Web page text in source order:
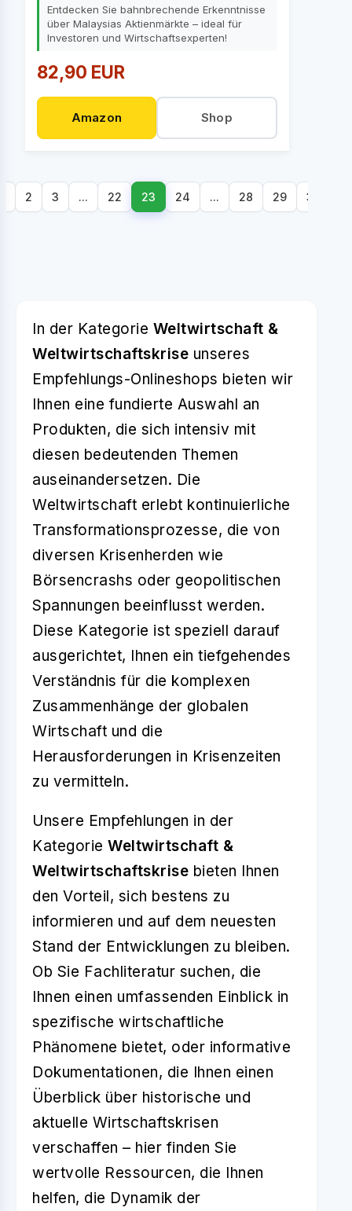
Entdecken Sie bahnbrechende Erkenntnisse
über Malaysias Aktienmärkte – ideal für
Investoren und Wirtschaftsexperten!
82,90 EUR
Amazon Shop
2 3 ... 22 23 24 ... 28 29 30
In der Kategorie Weltwirtschaft &
Weltwirtschaftskrise unseres
Empfehlungs-Onlineshops bieten wir
Ihnen eine fundierte Auswahl an
Produkten, die sich intensiv mit
diesen bedeutenden Themen
auseinandersetzen. Die
Weltwirtschaft erlebt kontinuierliche
Transformationsprozesse, die von
diversen Krisenherden wie
Börsencrashs oder geopolitischen
Spannungen beeinflusst werden.
Diese Kategorie ist speziell darauf
ausgerichtet, Ihnen ein tiefgehendes
Verständnis für die komplexen
Zusammenhänge der globalen
Wirtschaft und die
Herausforderungen in Krisenzeiten
zu vermitteln.
Unsere Empfehlungen in der
Kategorie Weltwirtschaft &
Weltwirtschaftskrise bieten Ihnen
den Vorteil, sich bestens zu
informieren und auf dem neuesten
Stand der Entwicklungen zu bleiben.
Ob Sie Fachliteratur suchen, die
Ihnen einen umfassenden Einblick in
spezifische wirtschaftliche
Phänomene bietet, oder informative
Dokumentationen, die Ihnen einen
Überblick über historische und
aktuelle Wirtschaftskrisen
verschaffen – hier finden Sie
wertvolle Ressourcen, die Ihnen
helfen, die Dynamik der